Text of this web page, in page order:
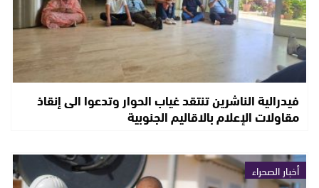
فيدرالية الناشرين تنتقد غياب الحوار وتدعوا الى إنقاذ
مقاولات الإعلام بالاقاليم الجنوبية
أخبار الصحراء